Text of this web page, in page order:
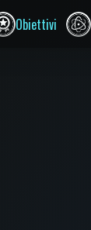
Obiettivi